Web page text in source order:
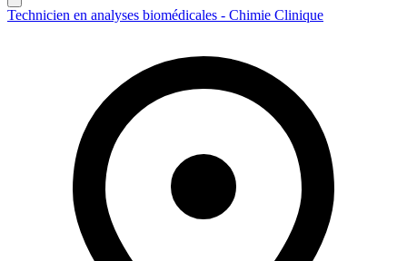
Technicien en analyses biomédicales - Chimie Clinique